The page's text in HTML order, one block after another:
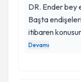
DR. Ender bey
Başta
itibaren konusuna
konuşturmasını
Sizin profilinizi
Devamı